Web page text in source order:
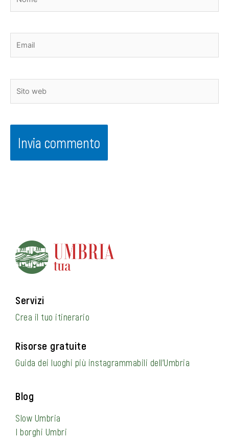
Servizi
Crea il tuo itinerario
Risorse gratuite
Guida dei luoghi più instagrammabili dell’Umbria
Blog
Slow Umbria
I borghi Umbri